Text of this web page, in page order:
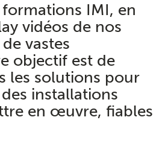
IMI, en
vidéos de nos
vastes
objectif est de
les solutions pour
installations
en œuvre, fiables